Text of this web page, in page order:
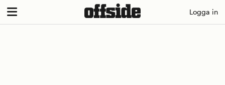
Skip
to
Logga in